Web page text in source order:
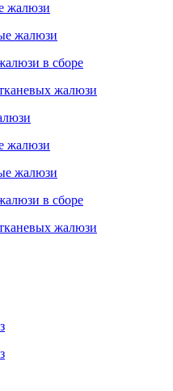
жалюзи
жалюзи
в сборе
жалюзи
жалюзи
жалюзи
в сборе
жалюзи